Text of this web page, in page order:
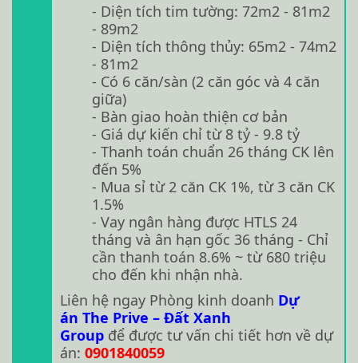
- Diện tích tim tường: 72m2 - 81m2
- 89m2
- Diện tích thông thủy: 65m2 - 74m2
- 81m2
- Có 6 căn/sàn (2 căn góc và 4 căn
giữa)
- Bàn giao hoàn thiện cơ bản
- Giá dự kiến chỉ từ 8 tỷ - 9.8 tỷ
- Thanh toán chuẩn 26 tháng CK lên
đến 5%
- Mua sỉ từ 2 căn CK 1%, từ 3 căn CK
1.5%
- Vay ngân hàng được HTLS 24
tháng và ân hạn gốc 36 tháng - Chỉ
cần thanh toán 8.6% ~ từ 680 triệu
cho đến khi nhận nhà.
Liên hệ ngay Phòng kinh doanh Dự
án The Prive – Đất Xanh
Group để được tư vấn chi tiết hơn về dự
án: 0901840059